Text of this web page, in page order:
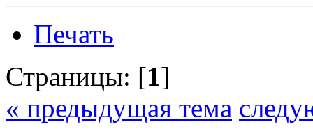
Печать
Страницы: [1]
« предыдущая тема